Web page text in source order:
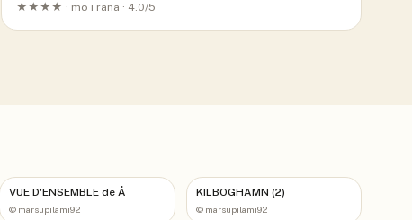
★★★★ · mo i rana · 4.0/5
VUE D'ENSEMBLE de Å
© marsupilami92
KILBOGHAMN (2)
© marsupilami92